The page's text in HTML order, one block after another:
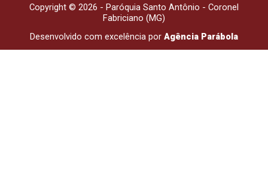
Copyright © 2026 - Paróquia Santo Antônio - Coronel
Fabriciano (MG)
Desenvolvido com excelência por Agência Parábola